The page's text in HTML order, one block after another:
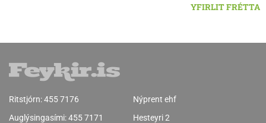
YFIRLIT FRÉTTA
Ritstjórn:455 7176
Auglýsingasími:455 7171
Nýprent ehf
Hesteyri 2